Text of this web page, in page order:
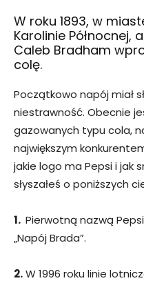
W roku 1893, w
Karolinie
Caleb Bradham
colę.
Początkowo napój miał
niestrawność. Obecnie
gazowanych typu cola,
największym
jakie logo ma Pepsi i jak
słyszałeś o poniższych
1. Pierwotną nazwą
„Napój Brada”.
2.W 1996 roku linie